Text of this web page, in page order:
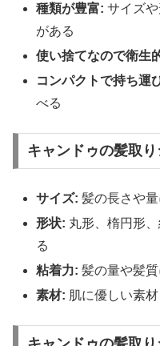
種類が豊富: サイズ
がある
使い捨てなので衛生
コンパクトで持ち運
べる
キャンドゥの髪取
サイズ: 髪の長さや
形状: 丸形、楕円形
る
粘着力: 髪の量や髪
素材: 肌に優しい素